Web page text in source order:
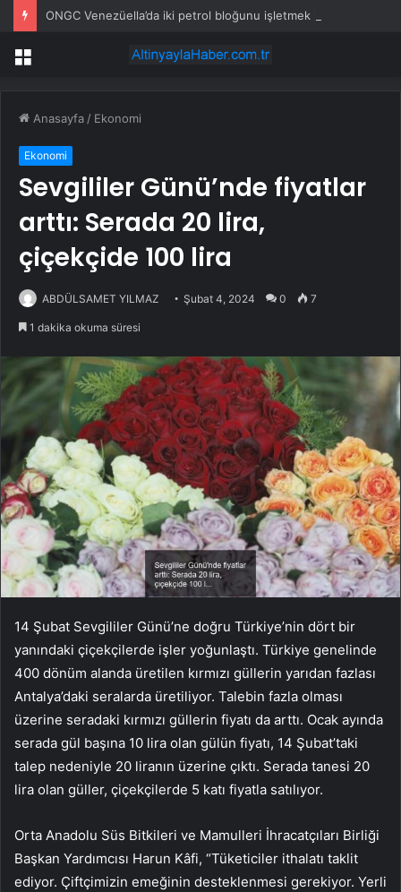
Menü
Anasayfa / Ekonomi
Ekonomi
Sevgililer Günü’nde fiyatlar
arttı: Serada 20 lira,
çiçekçide 100 lira
ABDÜLSAMET YILMAZ Şubat 4, 2024 0 7
1 dakika okuma süresi
14 Şubat Sevgililer Günü’ne doğru Türkiye’nin dört bir
yanındaki çiçekçilerde işler yoğunlaştı. Türkiye genelinde
400 dönüm alanda üretilen kırmızı güllerin yarıdan fazlası
Antalya’daki seralarda üretiliyor. Talebin fazla olması
üzerine seradaki kırmızı güllerin fiyatı da arttı. Ocak ayında
serada gül başına 10 lira olan gülün fiyatı, 14 Şubat’taki
talep nedeniyle 20 liranın üzerine çıktı. Serada tanesi 20
lira olan güller, çiçekçilerde 5 katı fiyatla satılıyor.
Orta Anadolu Süs Bitkileri ve Mamulleri İhracatçıları Birliği
Başkan Yardımcısı Harun Kâfi, “Tüketiciler ithalatı taklit
ediyor. Çiftçimizin emeğinin desteklenmesi gerekiyor. Yerli